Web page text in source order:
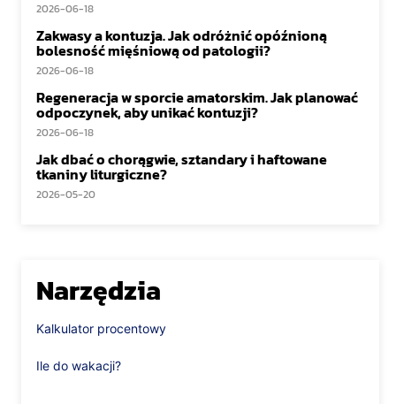
2026-06-18
Zakwasy a kontuzja. Jak odróżnić opóźnioną
bolesność mięśniową od patologii?
2026-06-18
Regeneracja w sporcie amatorskim. Jak planować
odpoczynek, aby unikać kontuzji?
2026-06-18
Jak dbać o chorągwie, sztandary i haftowane
tkaniny liturgiczne?
2026-05-20
Narzędzia
Kalkulator procentowy
Ile do wakacji?